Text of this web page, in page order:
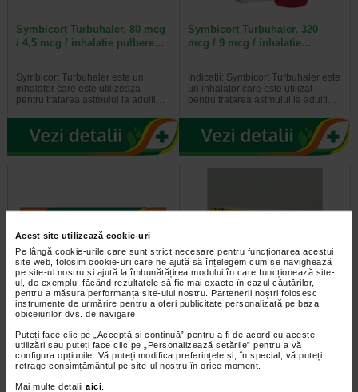
Acest site utilizează cookie-uri
Pe lângă cookie-urile care sunt strict necesare pentru funcționarea acestui
site web, folosim cookie-uri care ne ajută să înțelegem cum se navighează
pe site-ul nostru și ajută la îmbunătățirea modului în care funcționează site-
ul, de exemplu, făcând rezultatele să fie mai exacte în cazul căutărilor,
pentru a măsura performanța site-ului nostru. Partenerii noștri folosesc
instrumente de urmărire pentru a oferi publicitate personalizată pe baza
obiceiurilor dvs. de navigare.
Puteți face clic pe „Acceptă si continuă” pentru a fi de acord cu aceste
utilizări sau puteți face clic pe „Personalizează setările” pentru a vă
configura opțiunile. Vă puteți modifica preferințele și, în special, vă puteți
retrage consimțământul pe site-ul nostru în orice moment.
Mai multe detalii aici
Symbicort Turbuhaler, 80 mcg
/ 4,5 mcg / inhalatie pulbere…
Symbicort Turbuhaler este un
inhalator care este utilizeaza
pentru tratarea astmului la adulti…
Symbicort Turbuhaler, 320
mcg / 9 mcg / inhalatie…
Indicatii: Symbicort Turbuhaler este
un inhalator care este utilizat
pentru tratarea astmului la adulti…
Zoladex, 3.6 mg, 1 seringa
preumpluta, AstraZeneca
Zoladex este un medicament care
contine o substanta numita
goserelin. Goserelina face parte…
Casodex 50mg x 2blist. x
14compr.film.
Va rugam sa cititi cu atentie
acest prospect inainte de a
incepe utilizarea acestui…